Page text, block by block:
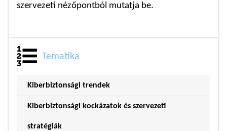
szervezeti nézőpontból mutatja be.
Tematika
Kiberbiztonsági trendek
Kiberbiztonsági kockázatok és szervezeti
stratégiák